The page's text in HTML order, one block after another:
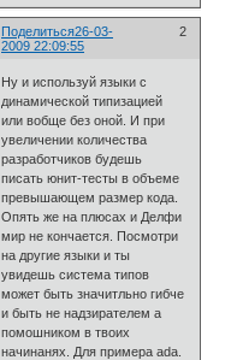
Поделиться 2
26-03-
2009 22:09:55
Ну и используй языки с
динамической типизацией
или вобще без оной. И при
увеличении количества
разработчиков будешь
писать юнит-тесты в объеме
превышающем размер кода.
Опять же на плюсах и Делфи
мир не кончается. Посмотри
на другие языки и ты
увидешь система типов
может быть значитльно гибче
и быть не надзирателем а
помошником в твоих
начинанях. Для примера ada.